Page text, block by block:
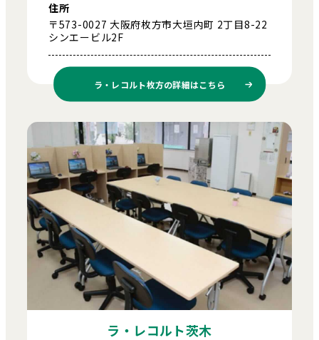
住所
〒573-0027 大阪府枚方市大垣内町 2丁目8-22
シンエービル2F
ラ・レコルト枚方の詳細はこちら
ラ・レコルト茨木